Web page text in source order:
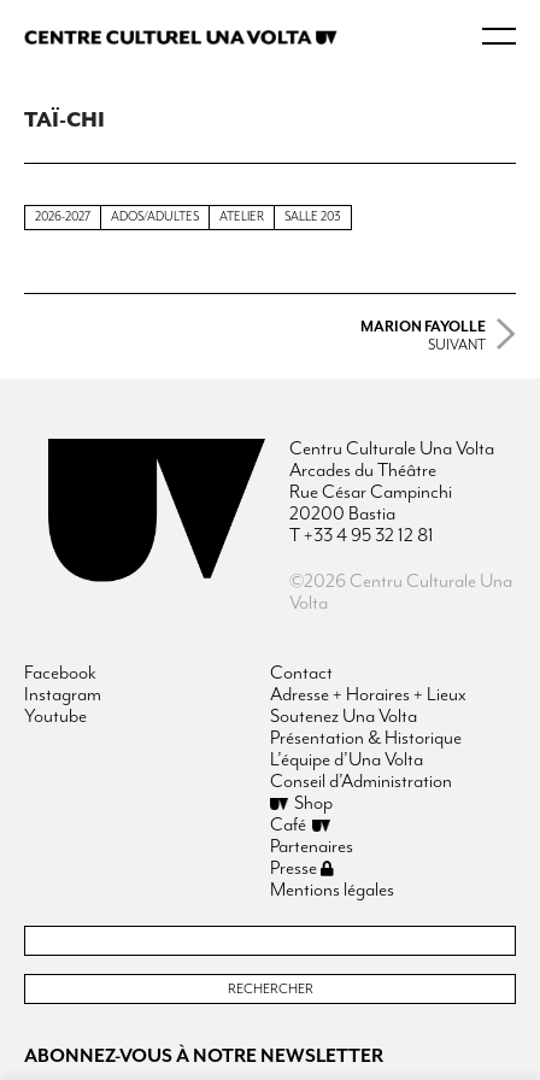
TAÏ-CHI
2026-2027 ADOS/ADULTES ATELIER SALLE 203
MARION FAYOLLE
SUIVANT
Centru Culturale Una Volta
Arcades du Théâtre
Rue César Campinchi
20200 Bastia
T +33 4 95 32 12 81
©2026 Centru Culturale Una
Volta
Facebook
Instagram
Youtube
Contact
Adresse + Horaires + Lieux
Soutenez Una Volta
Présentation & Historique
L’équipe d’Una Volta
Conseil d’Administration
Shop
Café
Partenaires
Presse
Mentions légales
ABONNEZ-VOUS À NOTRE NEWSLETTER